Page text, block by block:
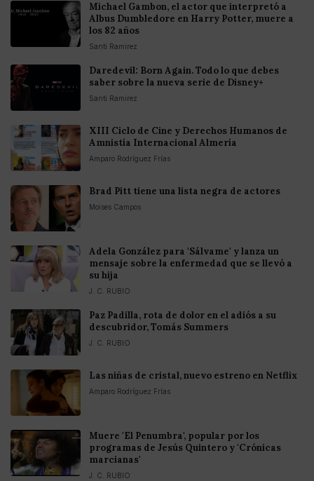
Michael Gambon, el actor que interpretó a
Albus Dumbledore en Harry Potter, muere a
los 82 años
Santi Ramirez
Daredevil: Born Again. Todo lo que debes
saber sobre la nueva serie de Disney+
Santi Ramirez
XIII Ciclo de Cine y Derechos Humanos de
Amnistía Internacional Almería
Amparo Rodríguez Frías
Brad Pitt tiene una lista negra de actores
Moises Campos
Adela González para 'Sálvame' y lanza un
mensaje sobre la enfermedad que se llevó a
su hija
J. C. RUBIO
Paz Padilla, rota de dolor en el adiós a su
descubridor, Tomás Summers
J. C. RUBIO
Las niñas de cristal, nuevo estreno en Netflix
Amparo Rodríguez Frías
Muere 'El Penumbra', popular por los
programas de Jesús Quintero y 'Crónicas
marcianas'
J. C. RUBIO